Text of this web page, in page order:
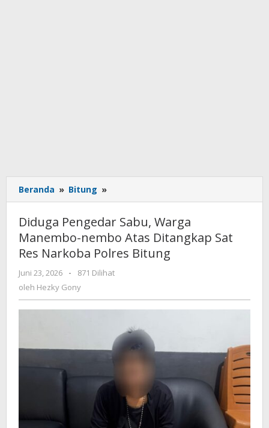
Beranda » Bitung »
Pengedar
Warga
Manembo-
nembo
Ditangkap
Res
Polres
Bitung
Diduga Pengedar Sabu, Warga
Manembo-nembo Atas Ditangkap Sat
Res Narkoba Polres Bitung
Juni 23, 2026
oleh
Hezky
Gony
-
871 Dilihat
oleh Hezky Gony